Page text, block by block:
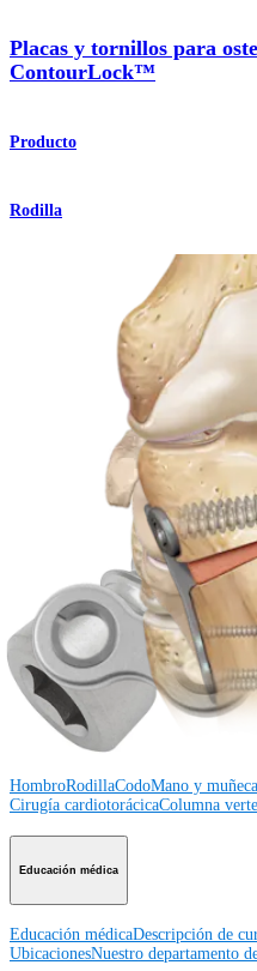
Placas y tornillos para
ContourLock™
Producto
Rodilla
Cuña de apertura tibial
¿Cómo podemos
Contacte a un representante
Ver eventos, laboratorios y
Regístrese para recibir: ¿Qué hay
Conéctese con nosotros
HombroRodilla CodoMano y muñeca
tobilloCaderaOrtobiológicos Cirugía
Producto
HombroRodillaCodoMano y muñeca
Cirugía cardiotorácicaColumna
Educación médica
Educación médicaDescripción de
UbicacionesNuestro departamento